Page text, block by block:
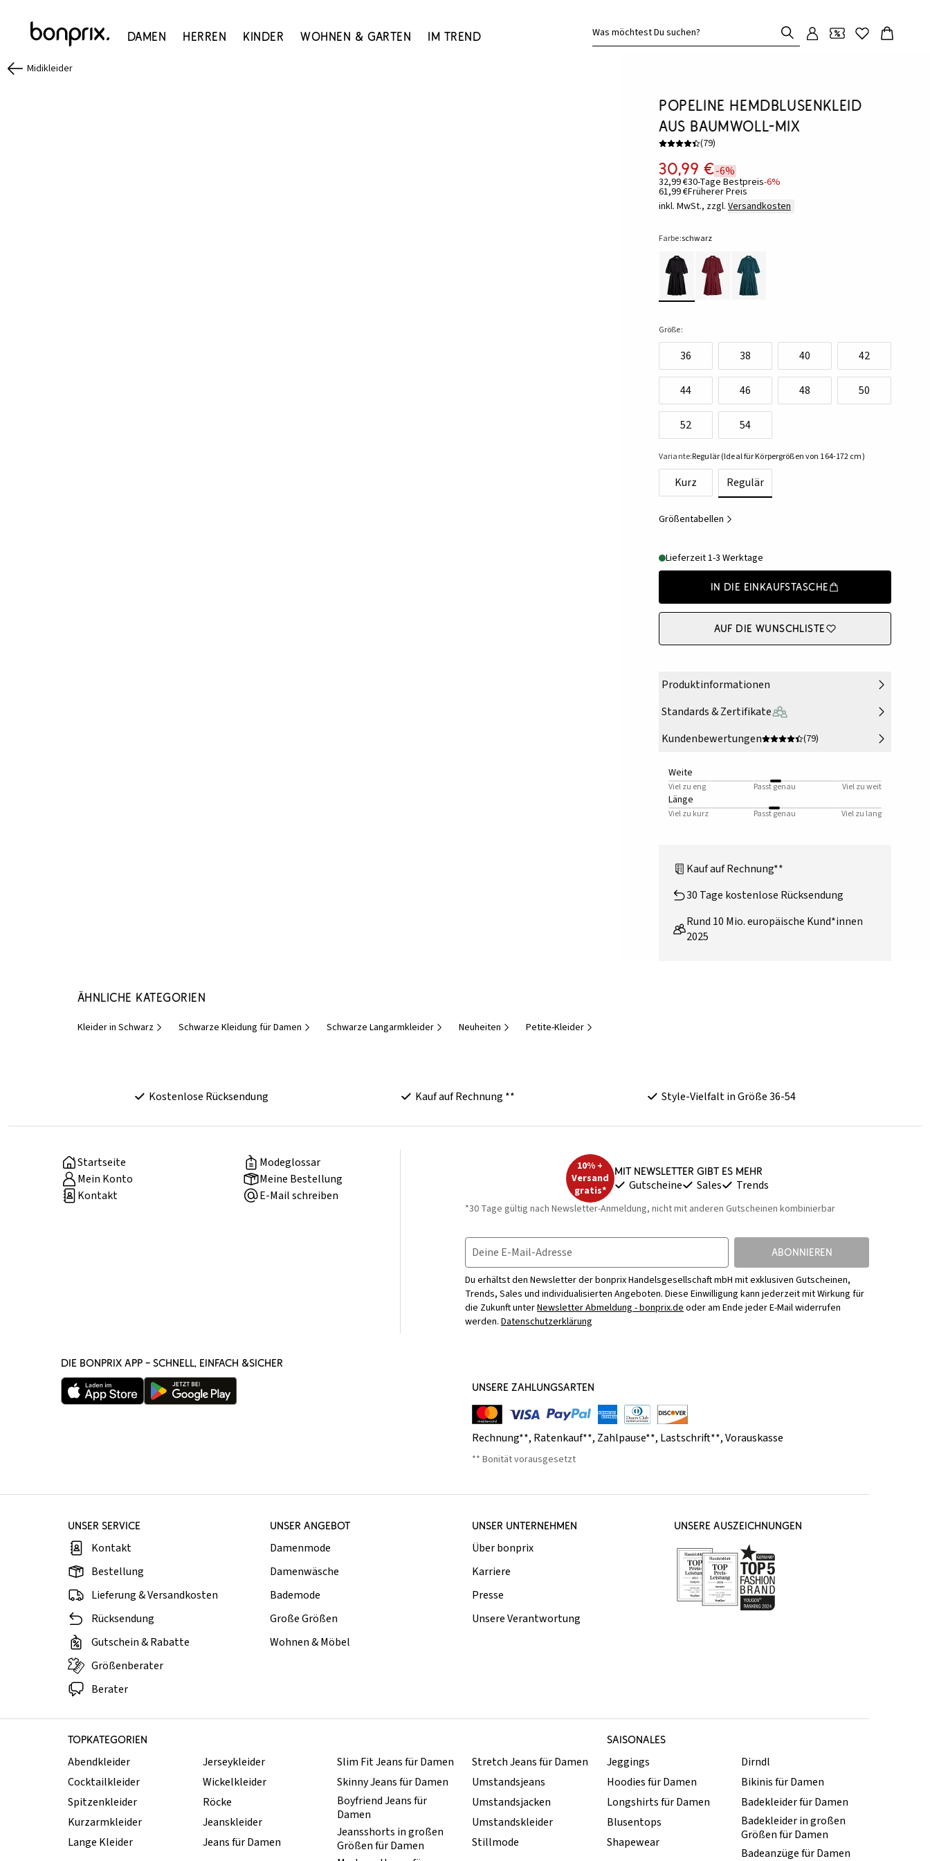
Damen Herren Kinder Wohnen & Garten Im Trend Was möchtest Du suchen?
Midikleider
Popeline Hemdblusenkleid
aus Baumwoll-Mix
(79)
30,99 €-6%
32,99 €30-Tage Bestpreis-6%
61,99 €Früherer Preis
inkl. MwSt., zzgl. Versandkosten
Farbe:schwarz
Größe:
36 38 40 42
44 46 48 50
52 54
Variante:Regulär (Ideal für Körpergrößen von 164-172 cm)
Kurz Regulär
Größentabellen
Lieferzeit 1-3 Werktage
In die Einkaufstasche
Auf die Wunschliste
Produktinformationen
Standards & Zertifikate
Kundenbewertungen
(79)
Weite
Viel zu eng Passt genau Viel zu weit
Länge
Viel zu kurz Passt genau Viel zu lang
Kauf auf Rechnung**
30 Tage kostenlose Rücksendung
Rund 10 Mio. europäische Kund*innen
2025
Ähnliche Kategorien
Kleider in Schwarz Schwarze Kleidung für Damen Schwarze Langarmkleider Neuheiten Petite-Kleider
Kostenlose Rücksendung Kauf auf Rechnung ** Style-Vielfalt in Größe 36-54
Startseite
Modeglossar
Mein Konto
Meine Bestellung
Kontakt
E-Mail schreiben
10% +
Versand
gratis*
Mit Newsletter gibt es mehr
Gutscheine Sales Trends
*30 Tage gültig nach Newsletter-Anmeldung, nicht mit anderen Gutscheinen kombinierbar
Deine E-Mail-Adresse ABONNIEREN
Du erhältst den Newsletter der bonprix Handelsgesellschaft mbH mit exklusiven Gutscheinen,
Trends, Sales und individualisierten Angeboten. Diese Einwilligung kann jederzeit mit Wirkung für
die Zukunft unterNewsletter Abmeldung - bonprix.deoder am Ende jeder E-Mail widerrufen
werden. Datenschutzerklärung
DIE BONPRIX APP – SCHNELL, EINFACH &SICHER
UNSERE ZAHLUNGSARTEN
Rechnung**, Ratenkauf**, Zahlpause**, Lastschrift**,Vorauskasse
** Bonität vorausgesetzt
UNSER SERVICE
Kontakt
Bestellung
Lieferung & Versandkosten
Rücksendung
Gutschein & Rabatte
Größenberater
Berater
UNSER ANGEBOT
Damenmode
Damenwäsche
Bademode
Große Größen
Wohnen & Möbel
UNSER UNTERNEHMEN
Über bonprix
Karriere
Presse
Unsere Verantwortung
UNSERE AUSZEICHNUNGEN
TOPKATEGORIEN SAISONALES
Abendkleider
Cocktailkleider
Spitzenkleider
Kurzarmkleider
Lange Kleider
Jerseykleider
Wickelkleider
Röcke
Jeanskleider
Jeans für Damen
Slim Fit Jeans für Damen
Skinny Jeans für Damen
Boyfriend Jeans für
Damen
Jeansshorts in großen
Größen für Damen
Stretch Jeans für Damen
Umstandsjeans
Umstandsjacken
Umstandskleider
Stillmode
Jeggings
Hoodies für Damen
Longshirts für Damen
Blusentops
Shapewear
Dirndl
Bikinis für Damen
Badekleider für Damen
Badekleider in großen
Größen für Damen
Badeanzüge für Damen